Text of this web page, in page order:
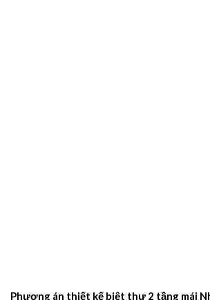
Phương án thiết kế biệt thự 2 tầng mái